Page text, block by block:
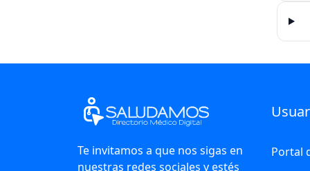
Te invitamos a que nos sigas en
nuestras redes sociales y estés
Portal